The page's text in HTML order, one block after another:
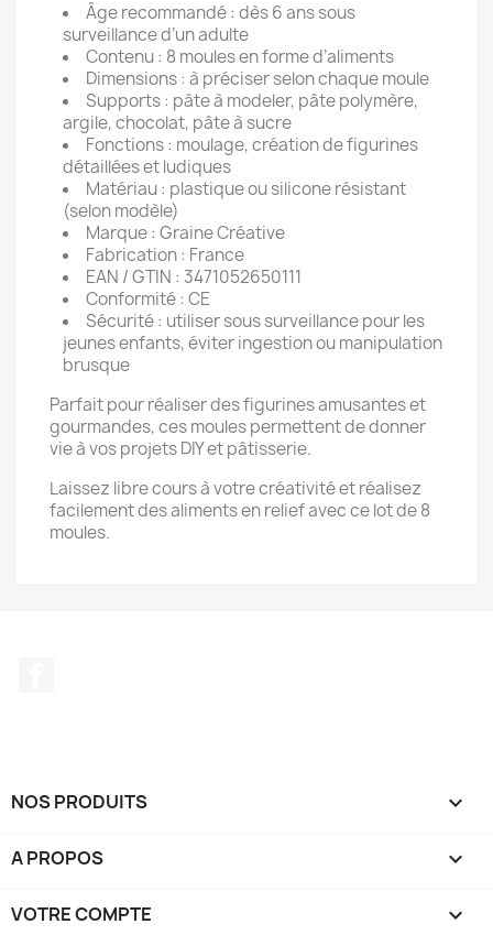
Âge recommandé : dès 6 ans sous
surveillance d’un adulte
Contenu : 8 moules en forme d’aliments
Dimensions : à préciser selon chaque moule
Supports : pâte à modeler, pâte polymère,
argile, chocolat, pâte à sucre
Fonctions : moulage, création de figurines
détaillées et ludiques
Matériau : plastique ou silicone résistant
(selon modèle)
Marque : Graine Créative
Fabrication : France
EAN / GTIN : 3471052650111
Conformité : CE
Sécurité : utiliser sous surveillance pour les
jeunes enfants, éviter ingestion ou manipulation
brusque
Parfait pour réaliser des figurines amusantes et
gourmandes, ces moules permettent de donner
vie à vos projets DIY et pâtisserie.
Laissez libre cours à votre créativité et réalisez
facilement des aliments en relief avec ce lot de 8
moules.
NOS PRODUITS 
A PROPOS 
VOTRE COMPTE 